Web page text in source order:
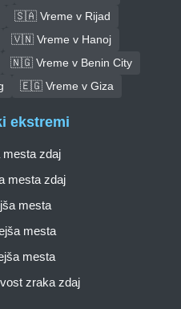
🇸🇦 Vreme v Rijad
🇻🇳 Vreme v Hanoj
🇳🇬 Vreme v Benin City
🇪🇬 Vreme v Giza
ekstremi
mesta zdaj
mesta zdaj
mesta
mesta
mesta
zraka zdaj